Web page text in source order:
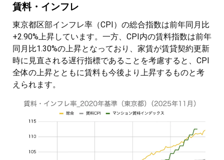
賃料・インフレ
東京都区部インフレ率（CPI）の総合指数は前年同月比
+2.90%上昇しています。一方、CPI内の賃料指数は前年
同月比1.30%の上昇となっており、家賃が賃貸契約更新
時に見直される遅行指標であることを考慮すると、CPI
全体の上昇とともに賃料も今後より上昇するものと考
えられます。